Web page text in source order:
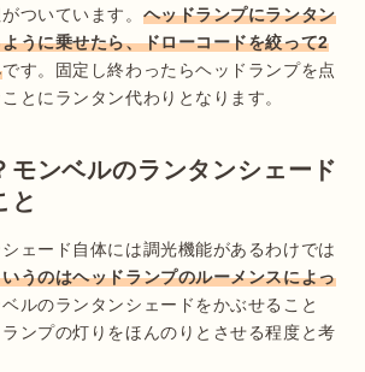
ついています。 ヘッドランプにランタン
うに乗せたら、ドローコードを絞って2
です。固定し終わったらヘッドランプを点
とにランタン代わりとなります。
モンベルのランタンシェード
と
ェード自体には調光機能があるわけでは
うのはヘッドランプのルーメンスによっ
ルのランタンシェードをかぶせること
ンプの灯りをほんのりとさせる程度と考